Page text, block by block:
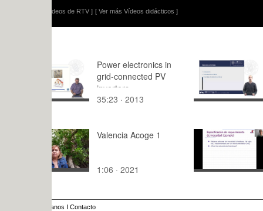
[ Ver más Vídeos didácticos ]
Power electronics in
grid-connected PV
inverters
35:23 · 2013
Procesos
Obtención
Materiales
13:25 ·
Valencia Acoge 1
1:06 · 2021
SSC - IEC
Diseño,
validación
36:52 ·